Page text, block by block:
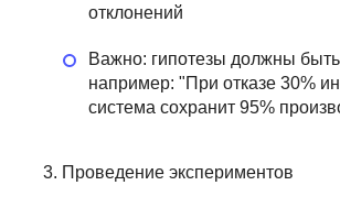
отклонений
Важно: гипотезы должны
например: "При отказе 30%
система сохранит 95%
Проведение экспериментов
DevOps для